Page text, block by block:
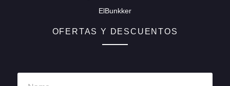
ElBunkker
OFERTAS Y DESCUENTOS